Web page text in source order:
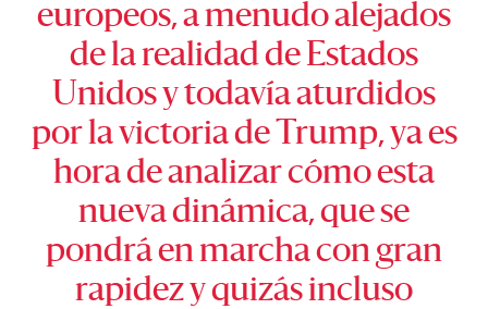
europeos, a menudo alejados
de la realidad de Estados
Unidos y todavía aturdidos
por la victoria de Trump, ya es
hora de analizar cómo esta
nueva dinámica, que se
pondrá en marcha con gran
rapidez y quizás incluso